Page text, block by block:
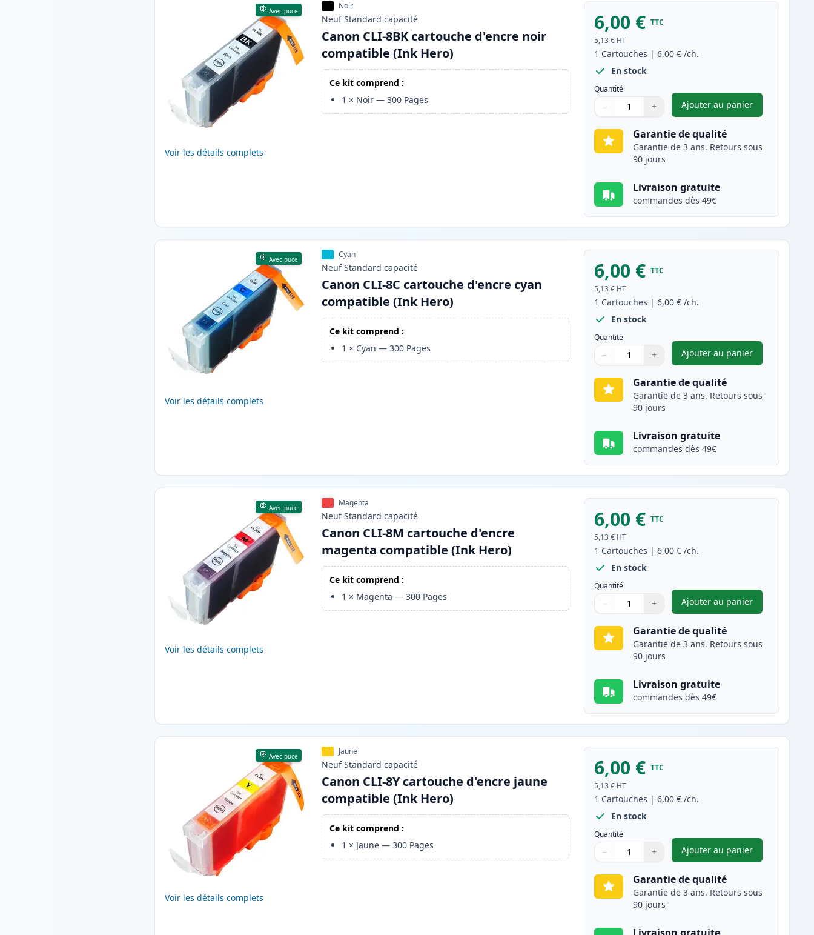
Avec puce
Voir les détails complets
Noir
Neuf Standard capacité
Canon CLI-8BK cartouche d'encre noir
compatible (Ink Hero)
Ce kit comprend :
1 × Noir —300 Pages
6,00 € TTC
5,13 € HT
1 Cartouches |6,00 € /ch.
En stock
Quantité
Quantité
Utilisez les boutons pour ajuster
− +
Quantité
Ajouter au panier
,Canon CLI-8BK
Garantie de qualité
Garantie de 3 ans. Retours sous
90 jours
Livraison gratuite
commandes dès 49€
Avec puce
Voir les détails complets
Cyan
Neuf Standard capacité
Canon CLI-8C cartouche d'encre cyan
compatible (Ink Hero)
Ce kit comprend :
1 × Cyan —300 Pages
6,00 € TTC
5,13 € HT
1 Cartouches |6,00 € /ch.
En stock
Quantité
Quantité
Utilisez les boutons pour ajuster
− +
Quantité
Ajouter au panier
,Canon CLI-8C
Garantie de qualité
Garantie de 3 ans. Retours sous
90 jours
Livraison gratuite
commandes dès 49€
Avec puce
Voir les détails complets
Magenta
Neuf Standard capacité
Canon CLI-8M cartouche d'encre
magenta compatible (Ink Hero)
Ce kit comprend :
1 × Magenta —300 Pages
6,00 € TTC
5,13 € HT
1 Cartouches |6,00 € /ch.
En stock
Quantité
Quantité
Utilisez les boutons pour ajuster
− +
Quantité
Ajouter au panier
,Canon CLI-8M
Garantie de qualité
Garantie de 3 ans. Retours sous
90 jours
Livraison gratuite
commandes dès 49€
Avec puce
Voir les détails complets
Jaune
Neuf Standard capacité
Canon CLI-8Y cartouche d'encre jaune
compatible (Ink Hero)
Ce kit comprend :
1 × Jaune —300 Pages
6,00 € TTC
5,13 € HT
1 Cartouches |6,00 € /ch.
En stock
Quantité
Quantité
Utilisez les boutons pour ajuster
− +
Quantité
Ajouter au panier
,Canon CLI-8Y
Garantie de qualité
Garantie de 3 ans. Retours sous
90 jours